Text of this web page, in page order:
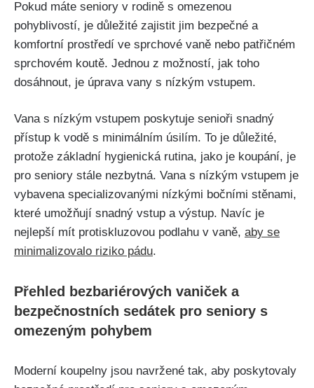
Pokud máte seniory v rodině s omezenou
pohyblivostí, je důležité zajistit jim bezpečné a
komfortní prostředí ve sprchové vaně nebo patřičném
sprchovém koutě. Jednou z možností, jak toho
dosáhnout, je úprava vany s nízkým vstupem.
Vana s nízkým vstupem poskytuje senioři snadný
přístup k vodě s minimálním úsilím. To je důležité,
protože základní hygienická rutina, jako je koupání, je
pro seniory stále nezbytná. Vana s nízkým vstupem je
vybavena specializovanými nízkými bočními stěnami,
které umožňují snadný vstup a výstup. Navíc je
nejlepší mít protiskluzovou podlahu v vaně, aby se
minimalizovalo riziko pádu.
Přehled bezbariérových vaniček a
bezpečnostních sedátek pro seniory s
omezeným pohybem
Moderní koupelny jsou navržené tak, aby poskytovaly